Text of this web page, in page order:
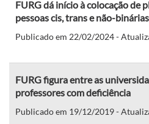
FURG dá início à colocação de
pessoas cis, trans e não-binárias
Publicado em 22/02/2024 -
FURG figura entre as
professores com deficiência
Publicado em 19/12/2019 -